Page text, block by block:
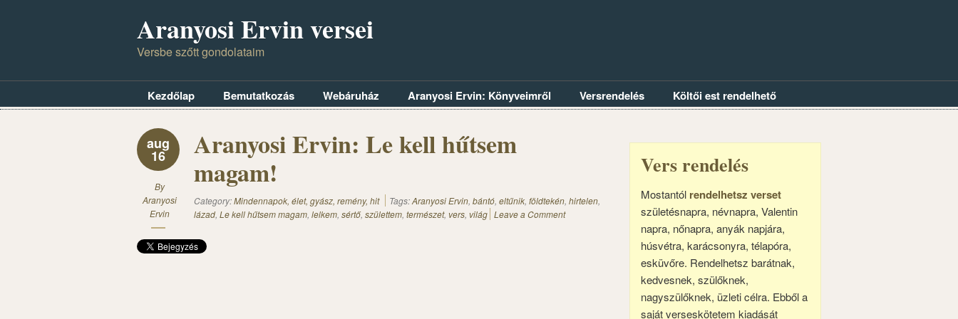
Aranyosi Ervin versei
Versbe szőtt gondolataim
Kezdőlap Bemutatkozás Webáruház Aranyosi Ervin: Könyveimről Versrendelés Költői est rendelhető
aug
16
By
Aranyosi
Ervin
Aranyosi Ervin: Le kell hűtsem
magam!
Category:Mindennapok, élet, gyász, remény, hit Tags:Aranyosi Ervin, bántó, eltűnik, földtekén, hirtelen,
lázad, Le kell hűtsem magam, lelkem, sértő, születtem, természet, vers, világ Leave a Comment
Vers rendelés
Mostantól rendelhetsz verset
születésnapra, névnapra, Valentin
napra, nőnapra, anyák napjára,
húsvétra, karácsonyra, télapóra,
esküvőre. Rendelhetsz barátnak,
kedvesnek, szülőknek,
nagyszülőknek, üzleti célra. Ebből a
saját verseskötetem kiadását